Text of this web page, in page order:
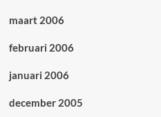
maart 2006
februari 2006
januari 2006
december 2005